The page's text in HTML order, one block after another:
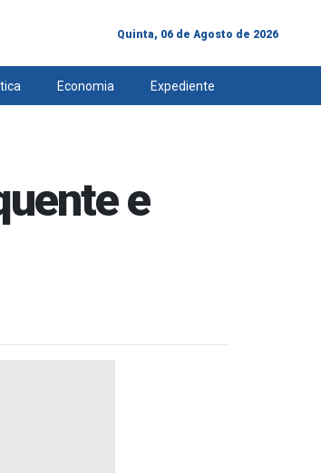
Quinta, 06 de Agosto de 2026
Economia Expediente
e